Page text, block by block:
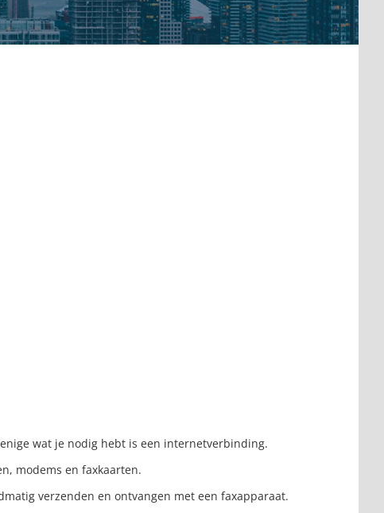
wat je nodig hebt is een internetverbinding.
modems en faxkaarten.
verzenden en ontvangen met een faxapparaat.